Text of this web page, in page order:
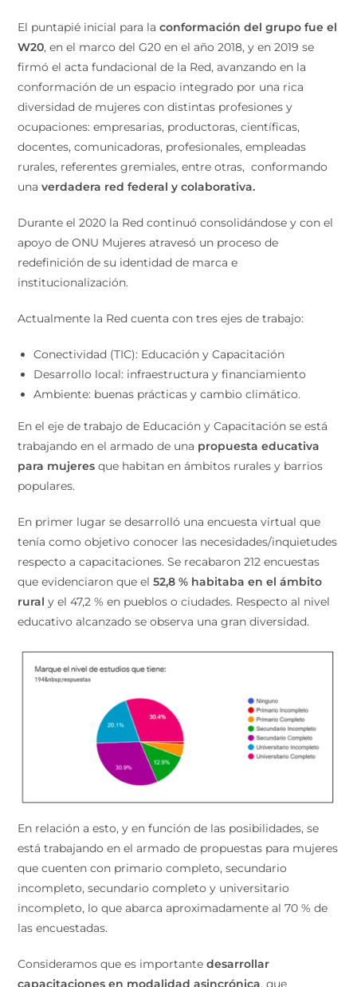
El puntapié inicial para laconformación del grupo fue el
W20, en el marco del G20 en el año 2018, y en 2019 se
firmó el acta fundacional de la Red, avanzando en la
conformación de un espacio integrado por una rica
diversidad de mujeres con distintas profesiones y
ocupaciones: empresarias, productoras, científicas,
docentes, comunicadoras, profesionales, empleadas
rurales, referentes gremiales, entre otras, conformando
unaverdadera red federal y colaborativa.
Durante el 2020 la Red continuó consolidándose y con el
apoyo de ONU Mujeres atravesó un proceso de
redefinición de su identidad de marca e
institucionalización.
Actualmente la Red cuenta con tres ejes de trabajo:
Conectividad (TIC): Educación y Capacitación
Desarrollo local: infraestructura y financiamiento
Ambiente: buenas prácticas y cambio climático.
En el eje de trabajo de Educación y Capacitación se está
trabajando en el armado de una propuesta educativa
para mujeres que habitan en ámbitos rurales y barrios
populares.
En primer lugar se desarrolló una encuesta virtual que
tenía como objetivo conocer las necesidades/inquietudes
respecto a capacitaciones. Se recabaron 212 encuestas
que evidenciaron que el52,8 % habitaba en el ámbito
rural y el 47,2 % en pueblos o ciudades. Respecto al nivel
educativo alcanzado se observa una gran diversidad.
En relación a esto, y en función de las posibilidades, se
está trabajando en el armado de propuestas para mujeres
que cuenten con primario completo, secundario
incompleto, secundario completo y universitario
incompleto, lo que abarca aproximadamente al 70 % de
las encuestadas.
Consideramos que es importante desarrollar
capacitaciones en modalidad asincrónica, que